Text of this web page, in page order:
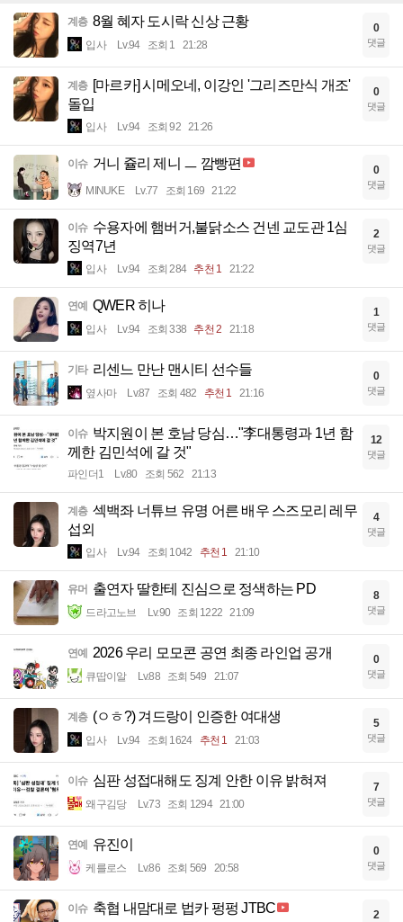
계층 8월 혜자 도시락 신상 근황
입사 Lv.94 조회 1 21:28
0
댓글
계층 [마르카] 시메오네, 이강인 '그리즈만식 개조'
돌입
입사 Lv.94 조회 92 21:26
0
댓글
이슈 거니 쥴리 제니 ㅡ 깜빵편
MINUKE Lv.77 조회 169 21:22
0
댓글
이슈 수용자에 햄버거,불닭소스 건넨 교도관 1심
징역7년
입사 Lv.94 조회 284 추천 1 21:22
2
댓글
연예 QWER 히나
입사 Lv.94 조회 338 추천 2 21:18
1
댓글
기타 리센느 만난 맨시티 선수들
옆사마 Lv.87 조회 482 추천 1 21:16
0
댓글
이슈 박지원이 본 호남 당심…"李대통령과 1년 함
께한 김민석에 갈 것"
파인더1 Lv.80 조회 562 21:13
12
댓글
계층 섹백좌 너튜브 유명 어른 배우 스즈모리 레무
섭외
입사 Lv.94 조회 1042 추천 1 21:10
4
댓글
유머 출연자 딸한테 진심으로 정색하는 PD
드라고노브 Lv.90 조회 1222 21:09
8
댓글
연예 2026 우리 모모콘 공연 최종 라인업 공개
큐땁이알 Lv.88 조회 549 21:07
0
댓글
계층 (ㅇㅎ?) 겨드랑이 인증한 여대생
입사 Lv.94 조회 1624 추천 1 21:03
5
댓글
이슈 심판 성접대해도 징계 안한 이유 밝혀져
왜구김당 Lv.73 조회 1294 21:00
7
댓글
연예 유진이
케를로스 Lv.86 조회 569 20:58
0
댓글
이슈 축협 내맘대로 법카 펑펑 JTBC 2